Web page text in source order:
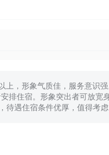
上，形象气质佳，服务意识
排住宿。形象突出者可放宽
待遇住宿条件优厚，值得考虑